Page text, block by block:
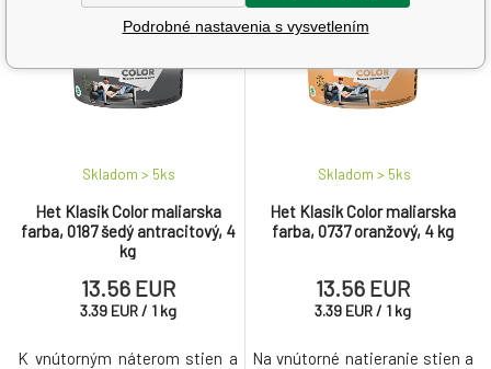
Het Klasik Color maliarska
farba, 0187 šedý antracitový, 4
kg
Skladom > 5ks
13.56 EUR
3.39 EUR / 1 kg
K vnútorným náterom stien a
Het Klasik Color maliarska
farba, 0737 oranžový, 4 kg
Skladom > 5ks
13.56 EUR
3.39 EUR/ 1 kg
Na vnútorné natieranie stien a
Podrobné nastavenia s vysvetlením